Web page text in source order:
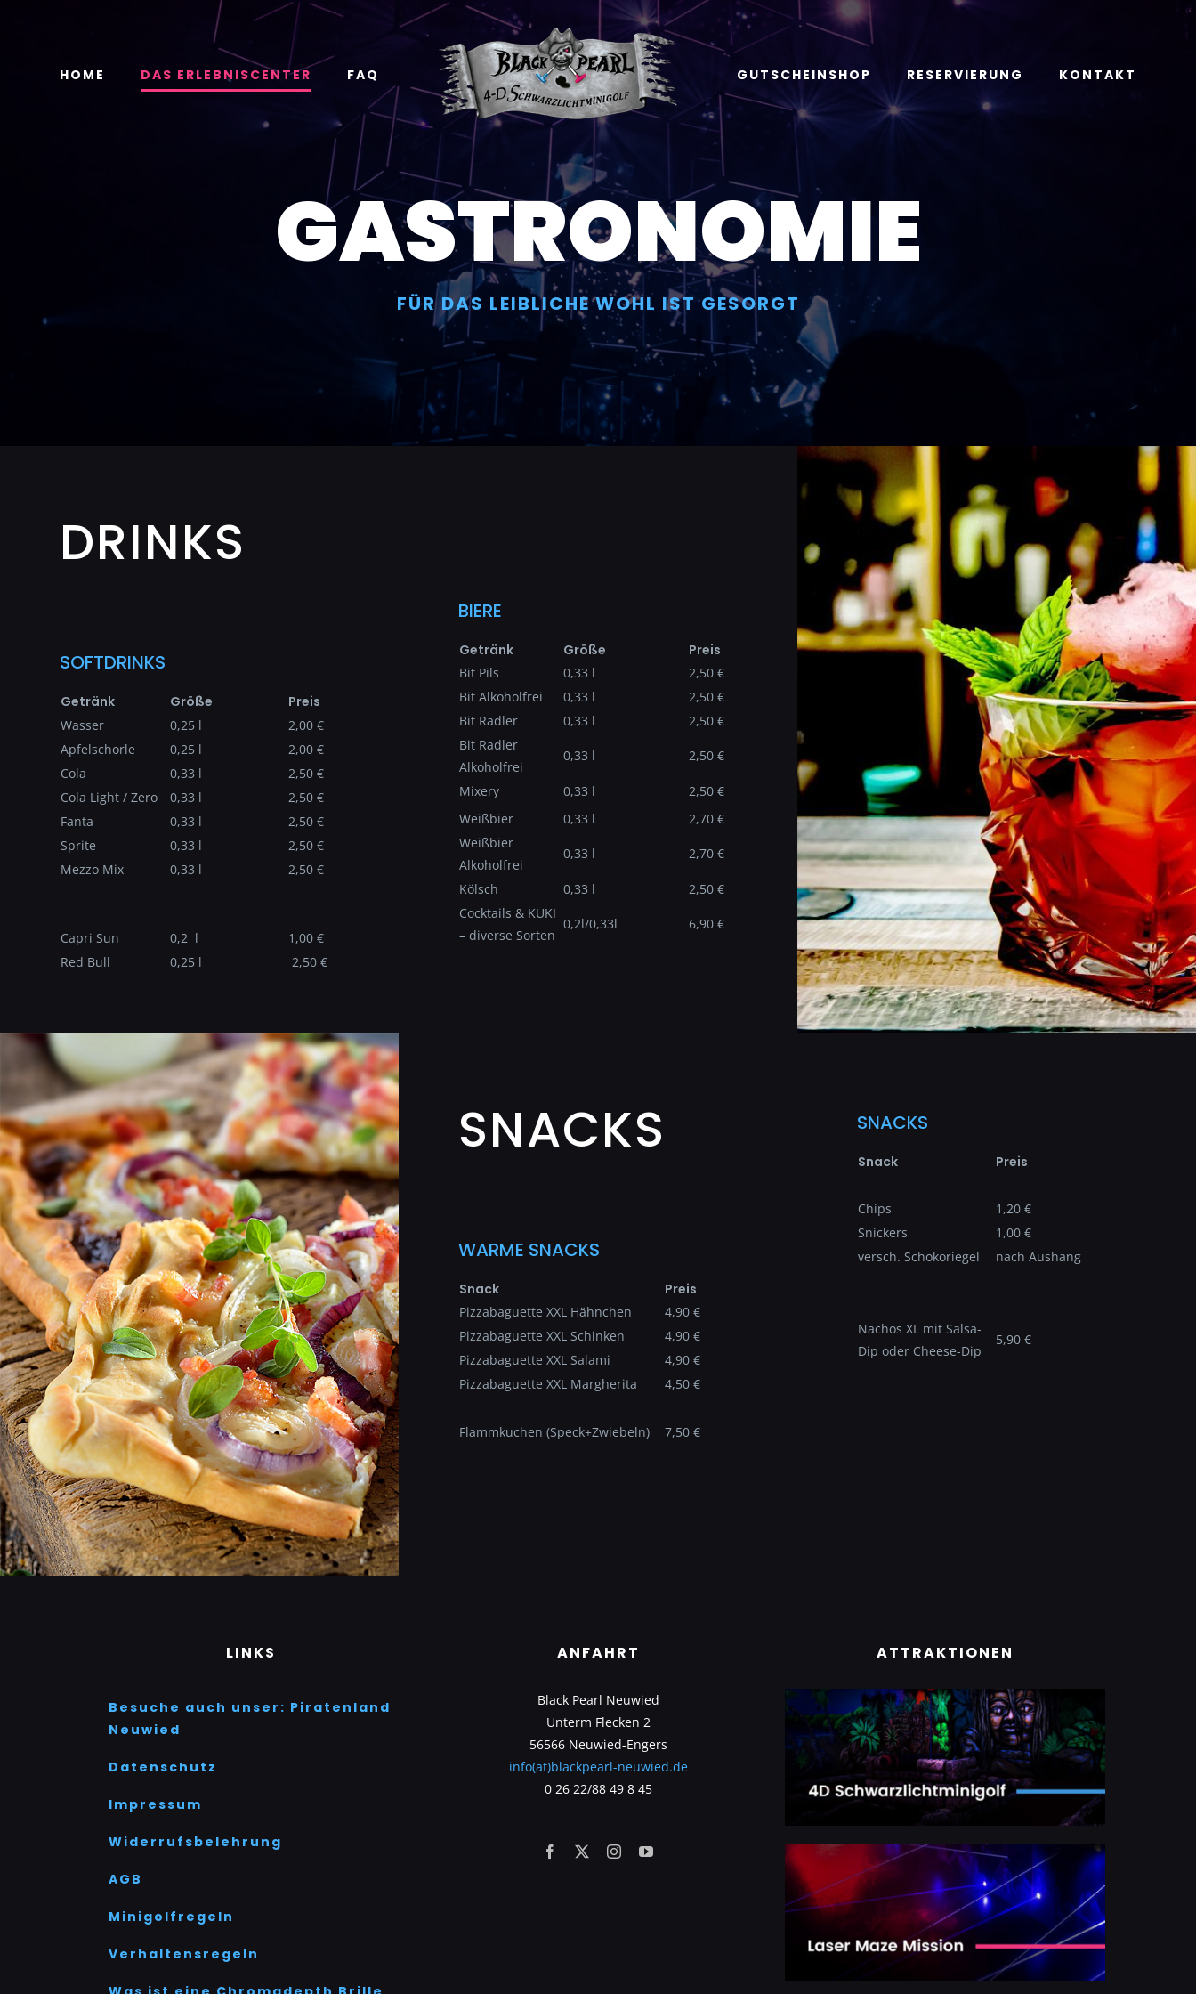
HOME DAS ERLEBNISCENTER FAQ GUTSCHEINSHOP RESERVIERUNG KONTAKT
GASTRONOMIE
FÜR DAS LEIBLICHE WOHL IST GESORGT
DRINKS
SOFTDRINKS
Getränk Größe Preis
Wasser 0,25 l
2,00 €
Apfelschorle
0,25 l
2,00 €
Cola
0,33 l
2,50 €
Cola Light / Zero
0,33 l
2,50 €
Fanta
0,33 l
2,50 €
Sprite
0,33 l
2,50 €
Mezzo Mix
0,33 l 2,50 €
Capri Sun 0,2 l
1,00 €
Red Bull
0,25 l 2,50 €
BIERE
Getränk Größe Preis
Bit Pils 0,33 l
2,50 €
Bit Alkoholfrei
0,33 l
2,50 €
Bit Radler
0,33 l
2,50 €
Bit Radler
Alkoholfrei
0,33 l 2,50 €
Mixery 0,33 l
2,50 €
Weißbier
0,33 l
2,70 €
Weißbier
Alkoholfrei
0,33 l 2,70 €
Kölsch 0,33 l
2,50 €
Cocktails & KUKI
– diverse Sorten
0,2l/0,33l 6,90 €
SNACKS
WARME SNACKS
Snack Preis
Pizzabaguette XXL Hähnchen
4,90 €
Pizzabaguette XXL Schinken
4,90 €
Pizzabaguette XXL Salami
4,90 €
Pizzabaguette XXL Margherita
4,50 €
Flammkuchen (Speck+Zwiebeln) 7,50 €
SNACKS
Snack Preis
Chips
1,20 €
Snickers
1,00 €
versch. Schokoriegel
nach Aushang
Nachos XL mit Salsa-
Dip oder Cheese-Dip
5,90 €
LINKS
Besuche auch unser: Piratenland
Neuwied
Datenschutz
Impressum
Widerrufsbelehrung
AGB
Minigolfregeln
Verhaltensregeln
ANFAHRT
Black Pearl Neuwied
Unterm Flecken 2
56566 Neuwied-Engers
info(at)blackpearl-neuwied.de
0 26 22/88 49 8 45
ATTRAKTIONEN